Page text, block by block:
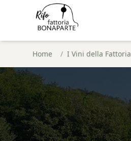
Home / I Vini della Fattoria